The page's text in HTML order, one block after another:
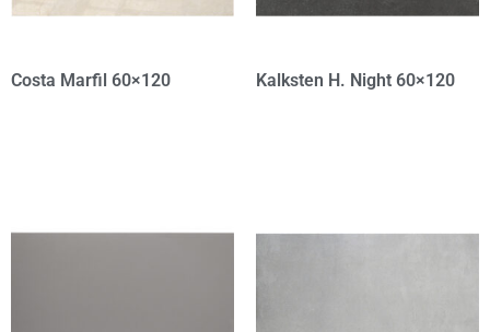
Costa Marfil 60×120 Kalksten H. Night 60×120